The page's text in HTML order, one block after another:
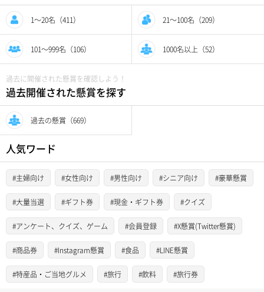
1〜20名（411） 21〜100名（209）
101〜999名（106） 1000名以上（52）
過去に開催された懸賞を確認しよう！
過去開催された懸賞を探す
過去の懸賞（669）
人気ワード
#主婦向け #女性向け #男性向け #シニア向け #豪華懸賞
#大量当選 #ギフト券 #現金・ギフト券 #クイズ
#アンケート、クイズ、ゲーム #会員登録 #X懸賞(Twitter懸賞)
#商品券 #Instagram懸賞 #食品 #LINE懸賞
#特産品・ご当地グルメ #旅行 #飲料 #旅行券